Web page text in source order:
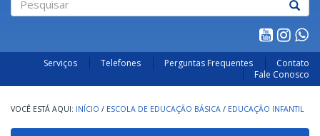
Serviços Telefones Perguntas Frequentes
Contato
Fale Conosco
INÍCIO / ESCOLA DE EDUCAÇÃO BÁSICA / EDUCAÇÃO INFANTIL